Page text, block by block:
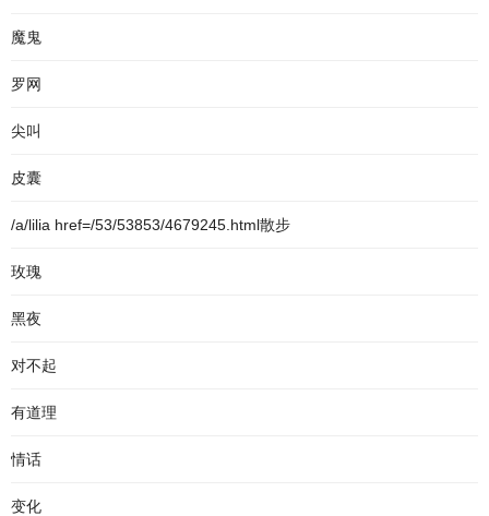
魔鬼
罗网
尖叫
皮囊
/a/lilia href=/53/53853/4679245.html散步
玫瑰
黑夜
对不起
有道理
情话
变化